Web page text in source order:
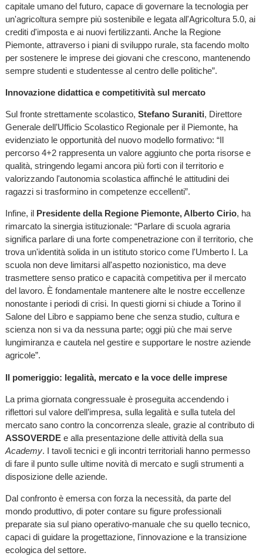
capitale umano del futuro, capace di governare la tecnologia per
un'agricoltura sempre più sostenibile e legata all'Agricoltura 5.0, ai
crediti d'imposta e ai nuovi fertilizzanti. Anche la Regione
Piemonte, attraverso i piani di sviluppo rurale, sta facendo molto
per sostenere le imprese dei giovani che crescono, mantenendo
sempre studenti e studentesse al centro delle politiche”.
Innovazione didattica e competitività sul mercato
Sul fronte strettamente scolastico, Stefano Suraniti, Direttore
Generale dell’Ufficio Scolastico Regionale per il Piemonte, ha
evidenziato le opportunità del nuovo modello formativo: “Il
percorso 4+2 rappresenta un valore aggiunto che porta risorse e
qualità, stringendo legami ancora più forti con il territorio e
valorizzando l'autonomia scolastica affinché le attitudini dei
ragazzi si trasformino in competenze eccellenti”.
Infine, il Presidente della Regione Piemonte, Alberto Cirio, ha
rimarcato la sinergia istituzionale: “Parlare di scuola agraria
significa parlare di una forte compenetrazione con il territorio, che
trova un'identità solida in un istituto storico come l'Umberto I. La
scuola non deve limitarsi all'aspetto nozionistico, ma deve
trasmettere senso pratico e capacità competitiva per il mercato
del lavoro. È fondamentale mantenere alte le nostre eccellenze
nonostante i periodi di crisi. In questi giorni si chiude a Torino il
Salone del Libro e sappiamo bene che senza studio, cultura e
scienza non si va da nessuna parte; oggi più che mai serve
lungimiranza e cautela nel gestire e supportare le nostre aziende
agricole”.
Il pomeriggio: legalità, mercato e la voce delle imprese
La prima giornata congressuale è proseguita accendendo i
riflettori sul valore dell’impresa, sulla legalità e sulla tutela del
mercato sano contro la concorrenza sleale, grazie al contributo di
ASSOVERDEe alla presentazione delle attività della sua
Academy. I tavoli tecnici e gli incontri territoriali hanno permesso
di fare il punto sulle ultime novità di mercato e sugli strumenti a
disposizione delle aziende.
Dal confronto è emersa con forza la necessità, da parte del
mondo produttivo, di poter contare su figure professionali
preparate sia sul piano operativo-manuale che su quello tecnico,
capaci di guidare la progettazione, l'innovazione e la transizione
ecologica del settore.